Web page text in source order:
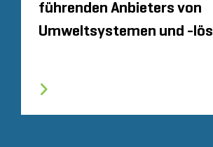
führenden Anbieters von
Umweltsystemen und -